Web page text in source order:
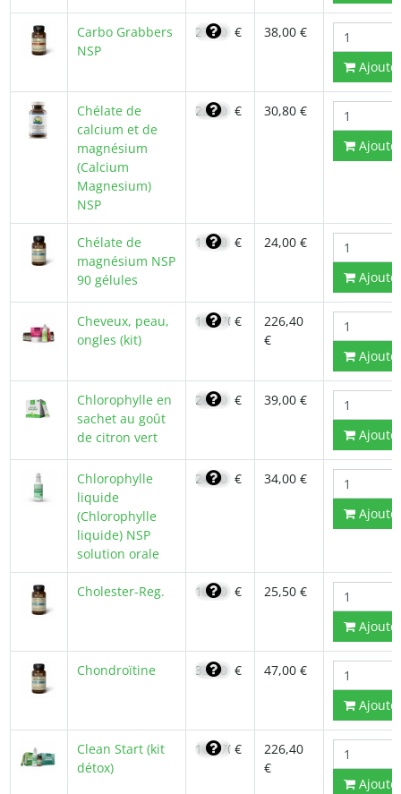
Carbo Grabbers
NSP
27,10 € 38,00 €
Chélate de
calcium et de
magnésium
(Calcium
Magnesium)
NSP
22,00 € 30,80 €
Chélate de
magnésium NSP
90 gélules
17,00 € 24,00 €
Cheveux, peau,
ongles (kit)
161,70 €
226,40
€
Chlorophylle en
sachet au goût
de citron vert
28,10 € 39,00 €
Chlorophylle
liquide
(Chlorophylle
liquide) NSP
solution orale
24,00 € 34,00 €
Cholester-Reg. 18,20 € 25,50 €
Chondroïtine 33,30 € 47,00 €
Clean Start (kit
détox)
161,70 €
226,40
€